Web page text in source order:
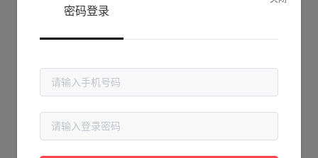
抱歉!
请检查您输入的网址是否正确，或点击下面的按钮返回首页。
密码登录